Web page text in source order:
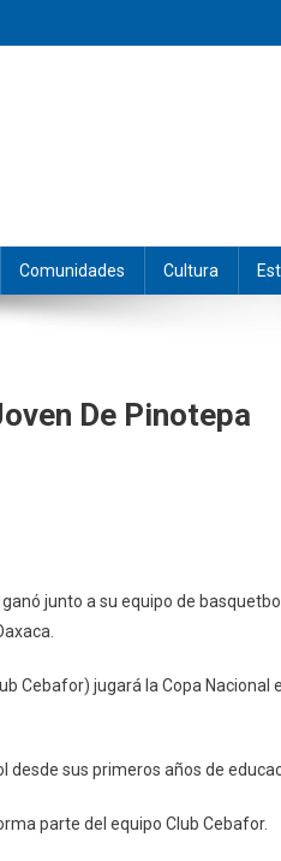
Comunidades Cultura
De Pinotepa
junto a su equipo de
Cebafor) jugará la Copa
sus primeros años de
parte del equipo Club Cebafor.